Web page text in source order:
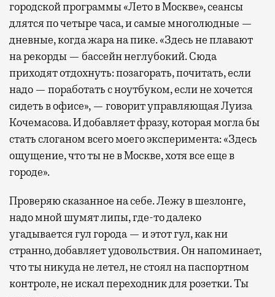
городской программы «Лето в Москве», сеансы
длятся по четыре часа, и самые многолюдные —
дневные, когда жара на пике. «Здесь не плавают
на рекорды — бассейн неглубокий. Сюда
приходят отдохнуть: позагорать, почитать, если
надо — поработать с ноутбуком, если не хочется
сидеть в офисе», — говорит управляющая Луиза
Кочемасова. И добавляет фразу, которая могла бы
стать слоганом всего моего эксперимента: «Здесь
ощущение, что ты не в Москве, хотя все еще в
городе».
Проверяю сказанное на себе. Лежу в шезлонге,
надо мной шумят липы, где-то далеко
угадывается гул города — и этот гул, как ни
странно, добавляет удовольствия. Он напоминает,
что ты никуда не летел, не стоял на паспортном
контроле, не искал переходник для розетки. Ты